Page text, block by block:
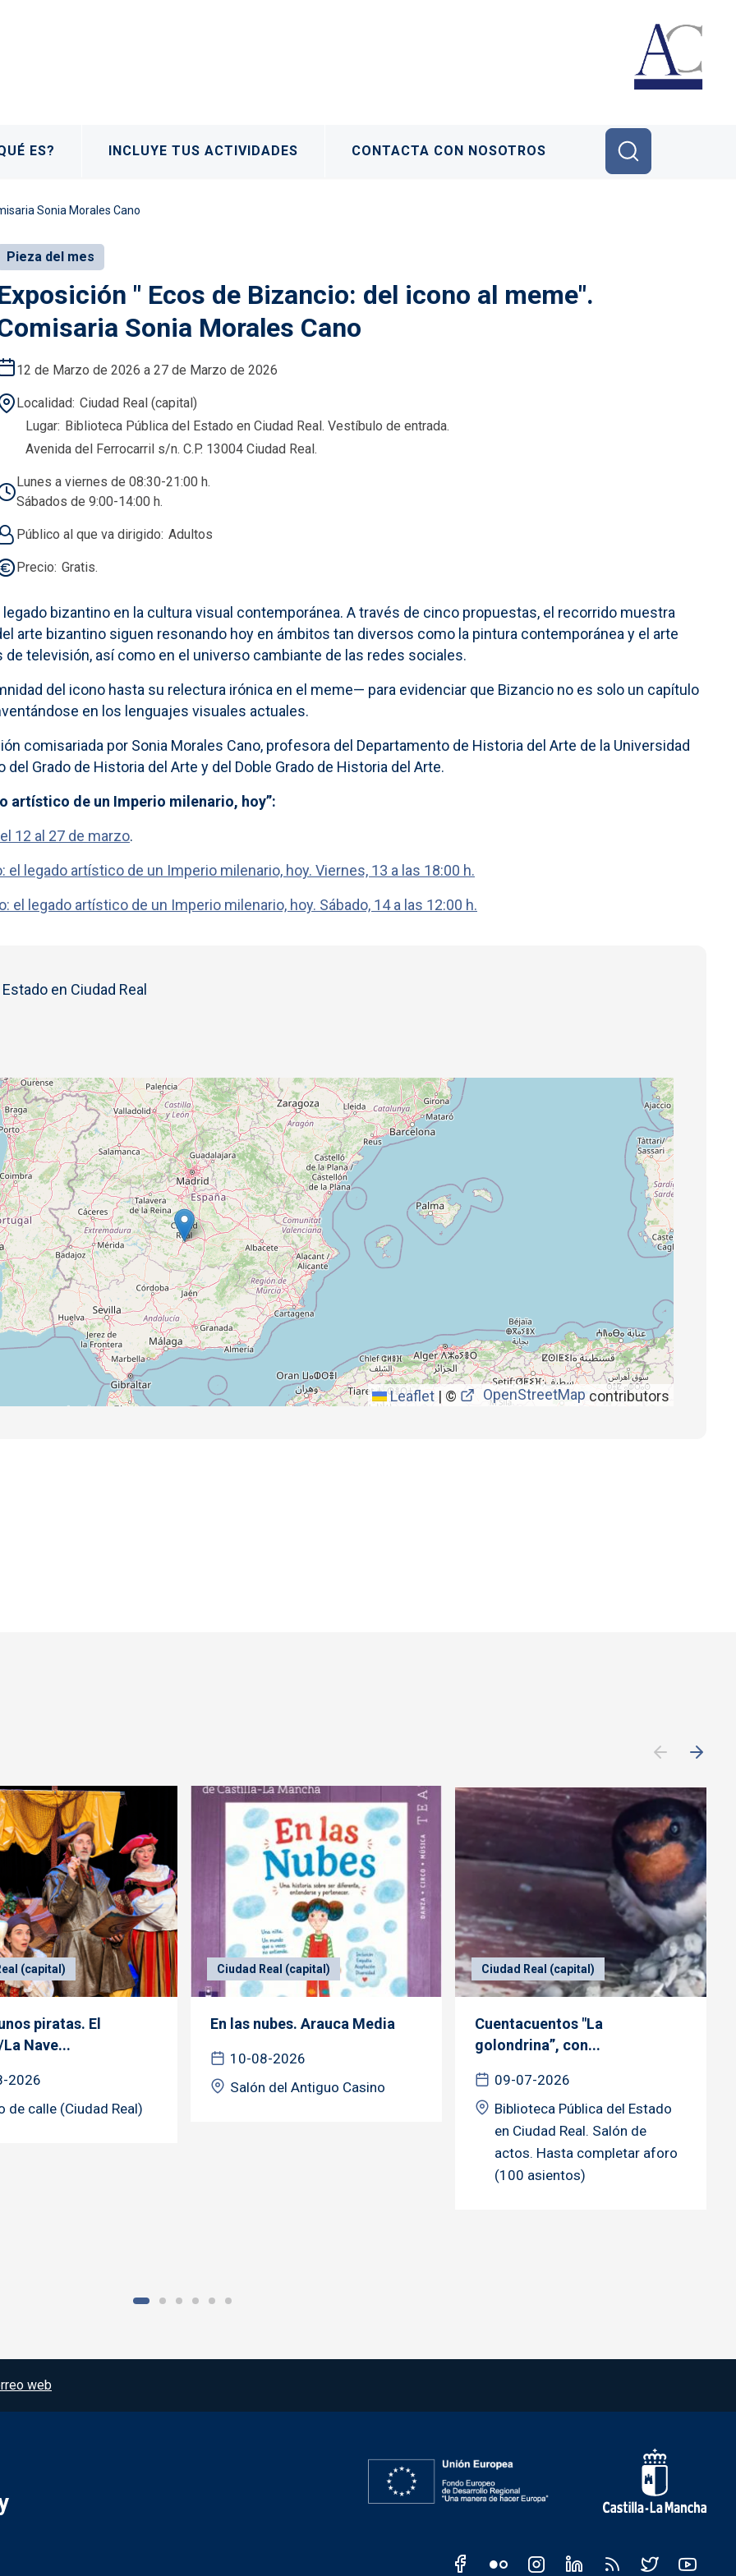
ES? INCLUYE TUS ACTIVIDADES CONTACTA CON NOSOTROS
Sonia Morales Cano
Pieza del mes
" Ecos de Bizancio: del icono al meme".
Sonia Morales Cano
12 de Marzo de 2026 a 27 de Marzo de 2026
Localidad Ciudad Real (capital)
Lugar Biblioteca Pública del Estado en Ciudad Real. Vestíbulo de entrada.
Avenida del Ferrocarril s/n. C.P. 13004 Ciudad Real.
Lunes a viernes de 08:30-21:00 h.
Sábados de 9:00-14:00 h.
Público al que va dirigido Adultos
Precio Gratis.
bizantino en la cultura visual contemporánea. A través de cinco propuestas, el recorrido muestra
arte bizantino siguen resonando hoy en ámbitos tan diversos como la pintura contemporánea y el arte
televisión, así como en el universo cambiante de las redes sociales.
del icono hasta su relectura irónica en el meme— para evidenciar que Bizancio no es solo un capítulo
en los lenguajes visuales actuales.
comisariada por Sonia Morales Cano, profesora del Departamento de Historia del Arte de la Universidad
Grado de Historia del Arte y del Doble Grado de Historia del Arte.
artístico de un Imperio milenario, hoy”:
12 al 27 de marzo.
legado artístico de un Imperio milenario, hoy. Viernes, 13 a las 18:00 h.
legado artístico de un Imperio milenario, hoy. Sábado, 14 a las 12:00 h.
en Ciudad Real
Leaflet | © OpenStreetMap contributors
(capital)
piratas. El
Nave...
2026
de calle (Ciudad Real)
Ciudad Real (capital)
En las nubes. Arauca Media
10-08-2026
Salón del Antiguo Casino
Ciudad Real (capital)
Cuentacuentos "La
golondrina”, con...
09-07-2026
Biblioteca Pública del Estado
en Ciudad Real. Salón de
actos. Hasta completar aforo
(100 asientos)
web